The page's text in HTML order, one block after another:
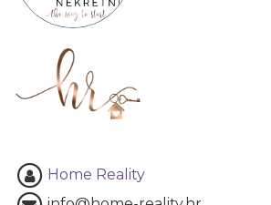
Home Reality